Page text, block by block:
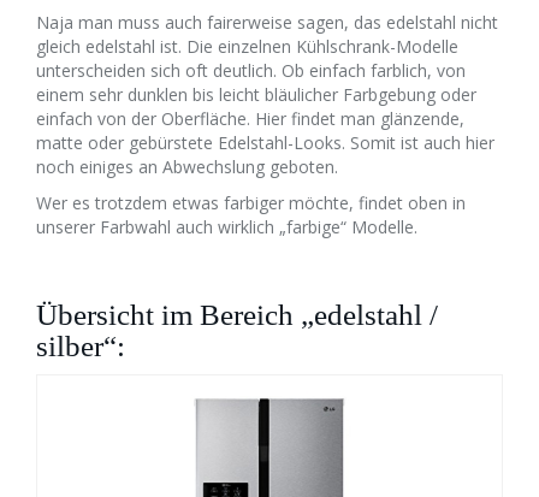
Naja man muss auch fairerweise sagen, das edelstahl nicht
gleich edelstahl ist. Die einzelnen Kühlschrank-Modelle
unterscheiden sich oft deutlich. Ob einfach farblich, von
einem sehr dunklen bis leicht bläulicher Farbgebung oder
einfach von der Oberfläche. Hier findet man glänzende,
matte oder gebürstete Edelstahl-Looks. Somit ist auch hier
noch einiges an Abwechslung geboten.
Wer es trotzdem etwas farbiger möchte, findet oben in
unserer Farbwahl auch wirklich „farbige“ Modelle.
Übersicht im Bereich „edelstahl /
silber“: